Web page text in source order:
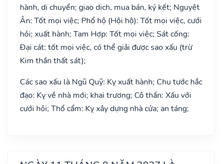
hành, di chuyển; giao dịch, mua bán, ký kết; Nguyệt
Ân: Tốt mọi việc; Phổ hộ (Hội hộ): Tốt mọi việc, cưới
hỏi; xuất hành; Tam Hợp: Tốt mọi việc; Sát cống:
Đại cát: tốt mọi việc, có thể giải được sao xấu (trừ
Kim thần thất sát);
Các sao xấu là Ngũ Quỹ: Kỵ xuất hành; Chu tước hắc
đạo: Kỵ về nhà mới; khai trương; Cô thần: Xấu với
cưới hỏi; Thổ cẩm: Kỵ xây dựng nhà cửa; an táng;